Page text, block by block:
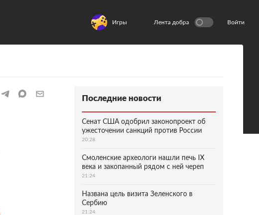
Игры Лента добра Войти
Последние новости
Сенат США одобрил законопроект об
ужесточении санкций против России
20:28
Смоленские археологи нашли печь IX
века и закопанный рядом с ней череп
21:24
Названа цель визита Зеленского в
Сербию
21:24